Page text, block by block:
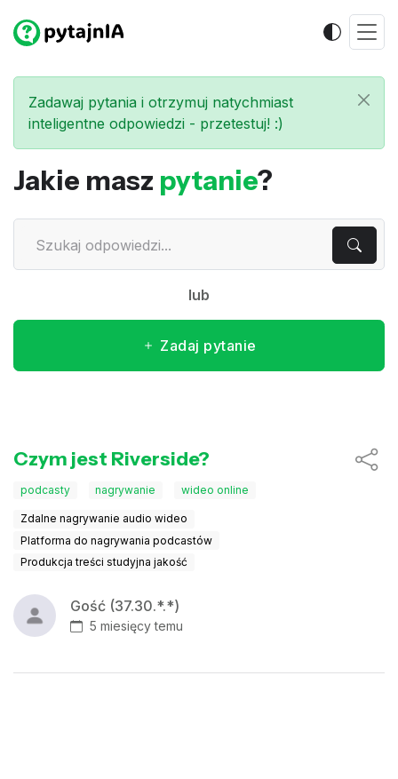
Zadawaj pytania i otrzymuj natychmiast
inteligentne odpowiedzi - przetestuj! :)
Jakie masz pytanie?
lub
Zadaj pytanie
Czym jest Riverside?
podcasty nagrywanie wideo online
Zdalne nagrywanie audio wideo
Platforma do nagrywania podcastów
Produkcja treści studyjna jakość
Gość (37.30.*.*)
5 miesięcy temu